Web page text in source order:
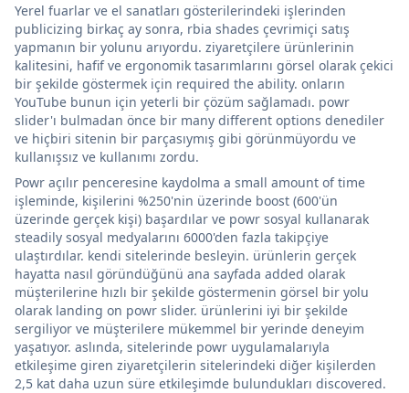
Yerel fuarlar ve el sanatları gösterilerindeki işlerinden
publicizing birkaç ay sonra, rbia shades çevrimiçi satış
yapmanın bir yolunu arıyordu. ziyaretçilere ürünlerinin
kalitesini, hafif ve ergonomik tasarımlarını görsel olarak çekici
bir şekilde göstermek için required the ability. onların
YouTube bunun için yeterli bir çözüm sağlamadı. powr
slider'ı bulmadan önce bir many different options denediler
ve hiçbiri sitenin bir parçasıymış gibi görünmüyordu ve
kullanışsız ve kullanımı zordu.
Powr açılır penceresine kaydolma a small amount of time
işleminde, kişilerini %250'nin üzerinde boost (600'ün
üzerinde gerçek kişi) başardılar ve powr sosyal kullanarak
steadily sosyal medyalarını 6000'den fazla takipçiye
ulaştırdılar. kendi sitelerinde besleyin. ürünlerin gerçek
hayatta nasıl göründüğünü ana sayfada added olarak
müşterilerine hızlı bir şekilde göstermenin görsel bir yolu
olarak landing on powr slider. ürünlerini iyi bir şekilde
sergiliyor ve müşterilere mükemmel bir yerinde deneyim
yaşatıyor. aslında, sitelerinde powr uygulamalarıyla
etkileşime giren ziyaretçilerin sitelerindeki diğer kişilerden
2,5 kat daha uzun süre etkileşimde bulundukları discovered.